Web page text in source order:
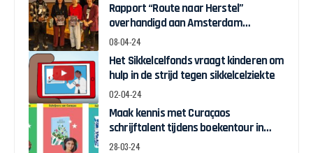
Rapport “Route naar Herstel”
overhandigd aan Amsterdam
Wethouder Touria Meliani
08-04-24
Het Sikkelcelfonds vraagt kinderen om
hulp in de strijd tegen sikkelcelziekte
02-04-24
Maak kennis met Curaçaos
schrijftalent tijdens boekentour in
april
28-03-24